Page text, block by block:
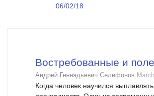
06/02/18
Востребованные и
Андрей Геннадьевич Селифонов
Когда человек научился